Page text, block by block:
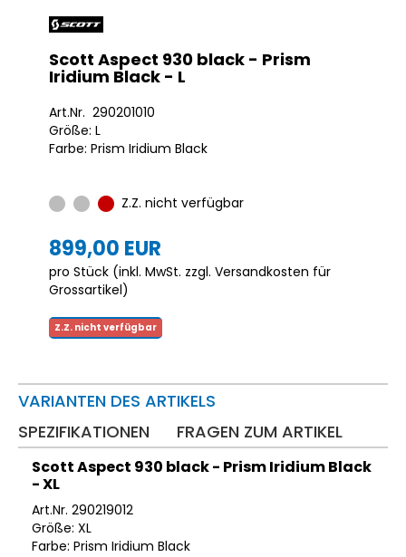
Scott Aspect 930 black - Prism
Iridium Black - L
Art.Nr. 290201010
Größe: L
Farbe: Prism Iridium Black
Z.Z. nicht verfügbar
899,00 EUR
pro Stück (inkl. MwSt. zzgl. Versandkosten für
Grossartikel)
Z.Z. nicht verfügbar
VARIANTEN DES ARTIKELS
SPEZIFIKATIONEN
FRAGEN ZUM ARTIKEL
Scott Aspect 930 black - Prism Iridium Black
- XL
Art.Nr. 290219012
Größe: XL
Farbe: Prism Iridium Black